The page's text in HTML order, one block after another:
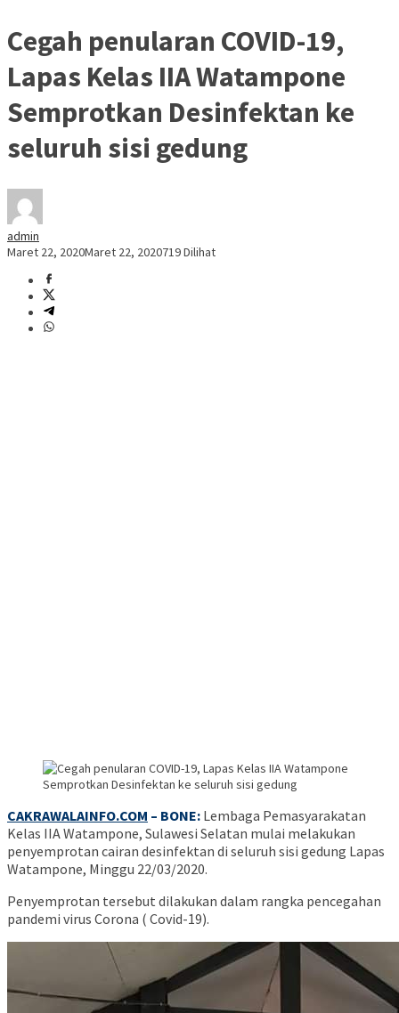
Cegah penularan COVID-19,
Lapas Kelas IIA Watampone
Semprotkan Desinfektan ke
seluruh sisi gedung
admin
Maret 22, 2020Maret 22, 2020719 Dilihat
CAKRAWALAINFO.COM – BONE: Lembaga Pemasyarakatan
Kelas IIA Watampone, Sulawesi Selatan mulai melakukan
penyemprotan cairan desinfektan di seluruh sisi gedung Lapas
Watampone, Minggu 22/03/2020.
Penyemprotan tersebut dilakukan dalam rangka pencegahan
pandemi virus Corona ( Covid-19).